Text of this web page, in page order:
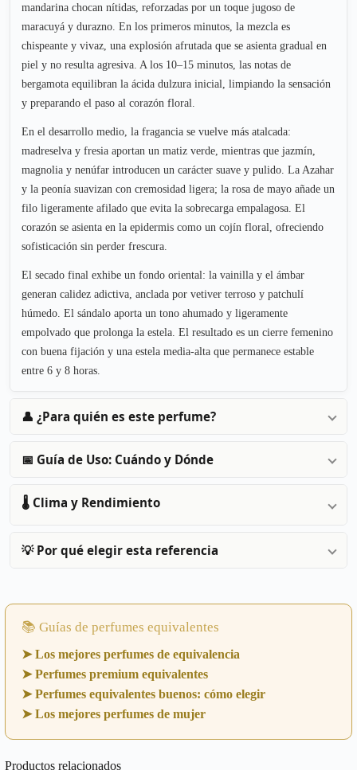
mandarina chocan nítidas, reforzadas por un toque jugoso de
maracuyá y durazno. En los primeros minutos, la mezcla es
chispeante y vivaz, una explosión afrutada que se asienta gradual en
piel y no resulta agresiva. A los 10–15 minutos, las notas de
bergamota equilibran la ácida dulzura inicial, limpiando la sensación
y preparando el paso al corazón floral.
En el desarrollo medio, la fragancia se vuelve más atalcada:
madreselva y fresia aportan un matiz verde, mientras que jazmín,
magnolia y nenúfar introducen un carácter suave y pulido. La Azahar
y la peonía suavizan con cremosidad ligera; la rosa de mayo añade un
filo ligeramente afilado que evita la sobrecarga empalagosa. El
corazón se asienta en la epidermis como un cojín floral, ofreciendo
sofisticación sin perder frescura.
El secado final exhibe un fondo oriental: la vainilla y el ámbar
generan calidez adictiva, anclada por vetiver terroso y patchulí
húmedo. El sándalo aporta un tono ahumado y ligeramente
empolvado que prolonga la estela. El resultado es un cierre femenino
con buena fijación y una estela media-alta que permanece estable
entre 6 y 8 horas.
👤 ¿Para quién es este perfume?
📅 Guía de Uso: Cuándo y Dónde
🌡️ Clima y Rendimiento
💡 Por qué elegir esta referencia
📚 Guías de perfumes equivalentes
➤ Los mejores perfumes de equivalencia
➤ Perfumes premium equivalentes
➤ Perfumes equivalentes buenos: cómo elegir
➤ Los mejores perfumes de mujer
Productos relacionados